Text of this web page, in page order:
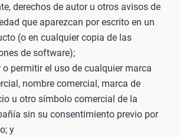
derechos de autor u otros avisos de
que aparezcan por escrito en un
(o en cualquier copia de las
de software);
o permitir el uso de cualquier marca
nombre comercial, marca de
u otro símbolo comercial de la
sin su consentimiento previo por
y